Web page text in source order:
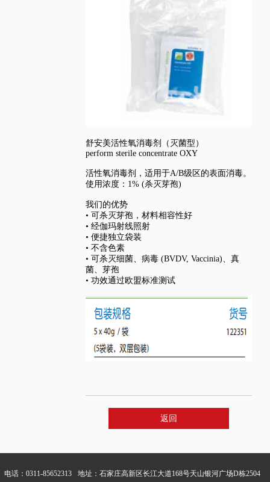
舒安美活性氧消毒剂（灭菌型）
perform sterile concentrate OXY
活性氧消毒剂，适用于A/B级区的表面消毒。
使用浓度：1% (杀灭芽孢)
我们的优势
• 可杀灭芽孢，材料相容性好
• 经伽玛射线照射
• 便捷独立袋装
• 不含色素
• 可杀灭细菌、病毒 (BVDV, Vaccinia)、真
菌、芽孢
• 功效通过欧盟标准测试
返回
电话：0311-85652313 地址：石家庄高新区长江大道168号天山银河广场D栋2504